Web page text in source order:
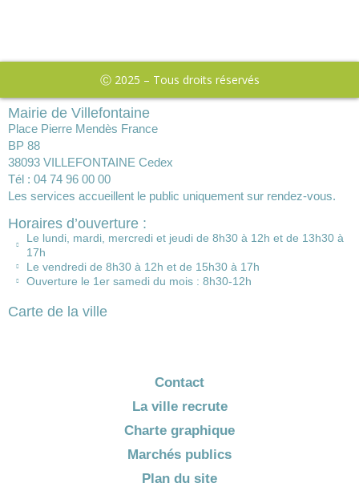
Ⓒ 2025 – Tous droits réservés
Mairie de Villefontaine
Place Pierre Mendès France
BP 88
38093 VILLEFONTAINE Cedex
Tél : 04 74 96 00 00
Les services accueillent le public uniquement sur rendez-vous.
Horaires d’ouverture :
Le lundi, mardi, mercredi et jeudi de 8h30 à 12h et de 13h30 à
17h
Le vendredi de 8h30 à 12h et de 15h30 à 17h
Ouverture le 1er samedi du mois : 8h30-12h
Carte de la ville
Contact
La ville recrute
Charte graphique
Marchés publics
Plan du site